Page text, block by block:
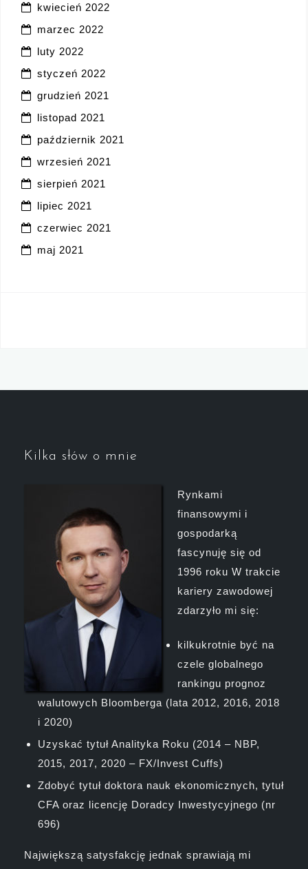
kwiecień 2022
marzec 2022
luty 2022
styczeń 2022
grudzień 2021
listopad 2021
październik 2021
wrzesień 2021
sierpień 2021
lipiec 2021
czerwiec 2021
maj 2021
Kilka słów o mnie
Rynkami
finansowymi i
gospodarką
fascynuję się od
1996 roku W trakcie
kariery zawodowej
zdarzyło mi się:
kilkukrotnie być na
czele globalnego
rankingu prognoz
walutowych Bloomberga (lata 2012, 2016, 2018
i 2020)
Uzyskać tytuł Analityka Roku (2014 – NBP,
2015, 2017, 2020 – FX/Invest Cuffs)
Zdobyć tytuł doktora nauk ekonomicznych, tytuł
CFA oraz licencję Doradcy Inwestycyjnego (nr
696)
Największą satysfakcję jednak sprawiają mi